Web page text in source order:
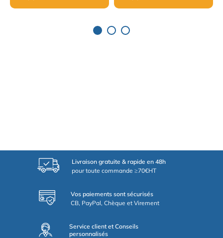
Livraison gratuite & rapide en 48h
pour toute commande ≥70€HT
Vos paiements sont sécurisés
CB, PayPal, Chèque et Virement
Service client et Conseils
personnalisés